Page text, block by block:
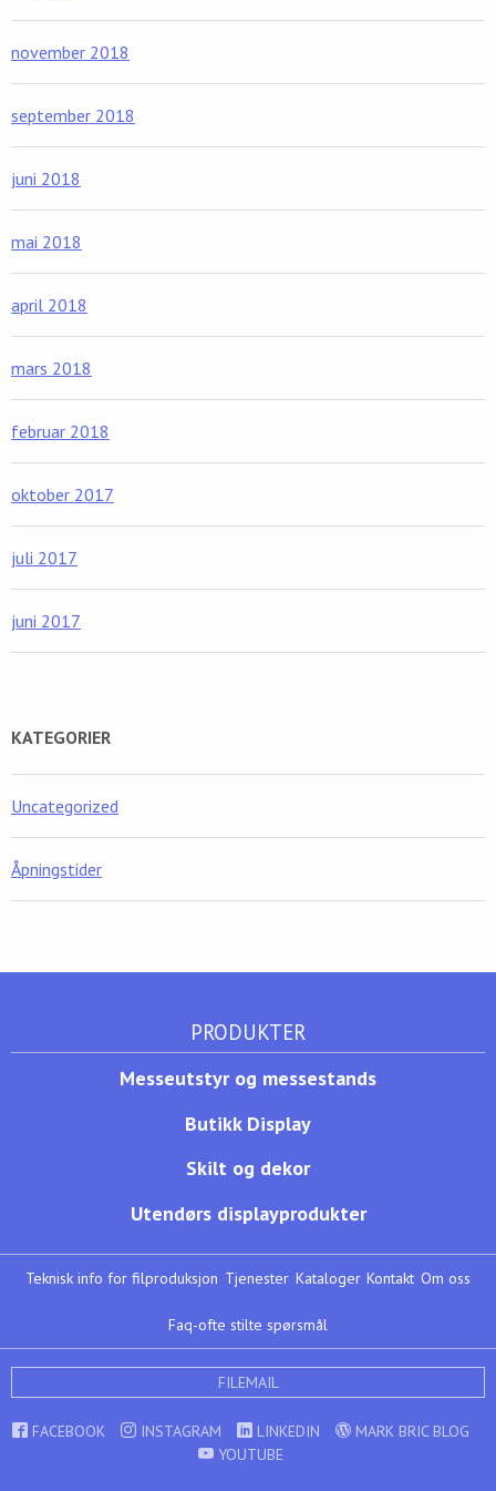
november 2018
september 2018
juni 2018
mai 2018
april 2018
mars 2018
februar 2018
oktober 2017
juli 2017
juni 2017
KATEGORIER
Uncategorized
Åpningstider
PRODUKTER
Messeutstyr og messestands
Butikk Display
Skilt og dekor
Utendørs displayprodukter
Teknisk info for filproduksjon Tjenester Kataloger Kontakt Om oss
Faq-ofte stilte spørsmål
FILEMAIL
FACEBOOK INSTAGRAM LINKEDIN
MARK BRIC BLOG
YOUTUBE